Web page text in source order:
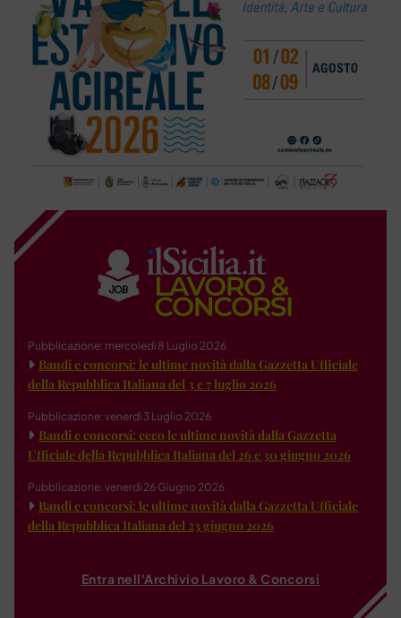
Pubblicazione: mercoledì 8 Luglio 2026
Bandi e concorsi: le ultime novità dalla Gazzetta Ufficiale
della Repubblica Italiana del 3 e 7 luglio 2026
Pubblicazione: venerdì 3 Luglio 2026
Bandi e concorsi: ecco le ultime novità dalla Gazzetta
Ufficiale della Repubblica Italiana del 26 e 30 giugno 2026
Pubblicazione: venerdì 26 Giugno 2026
Bandi e concorsi: le ultime novità dalla Gazzetta Ufficiale
della Repubblica Italiana del 23 giugno 2026
Entra nell'Archivio Lavoro & Concorsi